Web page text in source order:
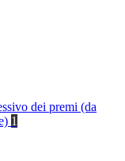
dei premi (da
1